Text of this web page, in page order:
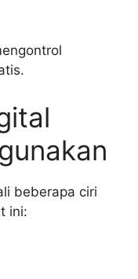
beberapa ciri
ini: